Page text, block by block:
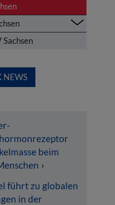
Sachsen
NEWS
beim
führt zu globalen
in der